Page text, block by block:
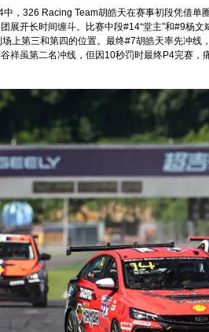
中，326 Racing Team胡皓天在赛事初段凭借
展开长时间缠斗。比赛中段#14“堂主”和#9杨
上第三和第四的位置。最终#7胡皓天率先冲线
祥虽第二名冲线，但因10秒罚时最终P4完赛